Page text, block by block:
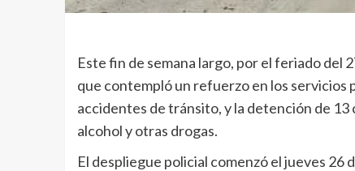
Este fin de semana largo, por el feriado del
que contempló un refuerzo en los servicios
accidentes de tránsito, y la detención de
alcohol y otras drogas.
El despliegue policial comenzó el jueves